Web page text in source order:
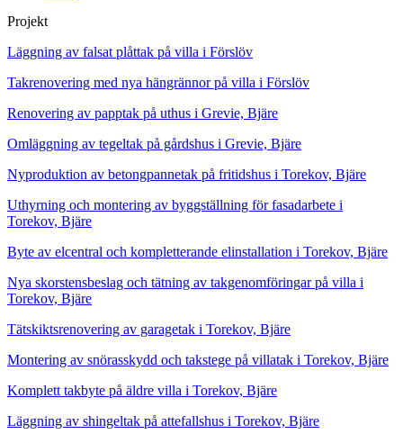
Projekt
Läggning av falsat plåttak på villa i Förslöv
Takrenovering med nya hängrännor på villa i Förslöv
Renovering av papptak på uthus i Grevie, Bjäre
Omläggning av tegeltak på gårdshus i Grevie, Bjäre
Nyproduktion av betongpannetak på fritidshus i Torekov, Bjäre
Uthyrning och montering av byggställning för fasadarbete i
Torekov, Bjäre
Byte av elcentral och kompletterande elinstallation i Torekov, Bjäre
Nya skorstensbeslag och tätning av takgenomföringar på villa i
Torekov, Bjäre
Tätskiktsrenovering av garagetak i Torekov, Bjäre
Montering av snörasskydd och takstege på villatak i Torekov, Bjäre
Komplett takbyte på äldre villa i Torekov, Bjäre
Läggning av shingeltak på attefallshus i Torekov, Bjäre